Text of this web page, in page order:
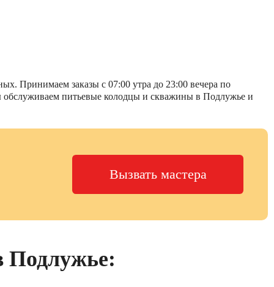
Принимаем заказы с 07:00 утра до 23:00 вечера по
обслуживаем питьевые колодцы и скважины в Подлужье и
Вызвать мастера
Подлужье: